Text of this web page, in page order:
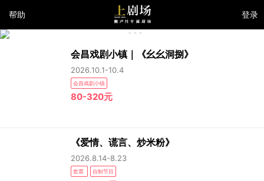
帮助 登录
会昌戏剧小镇｜《幺幺洞捌》
2026.10.1-10.4
会昌戏剧小镇
80-320元
《爱情、谎言、炒米粉》
2026.8.14-8.23
套票 自制节目